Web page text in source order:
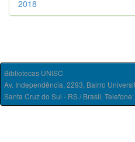
2018
Bibliotecas UNISC
Av. Independência, 2293, Bairro
Santa Cruz do Sul - RS / Brasil.